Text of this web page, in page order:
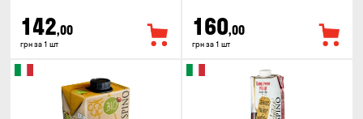
142,00
грн за 1 шт
160,00
грн за 1 шт